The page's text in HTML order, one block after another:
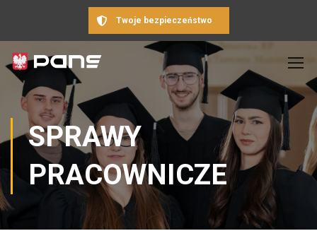
Twoje bezpieczeństwo
SPRAWY
PRACOWNICZE